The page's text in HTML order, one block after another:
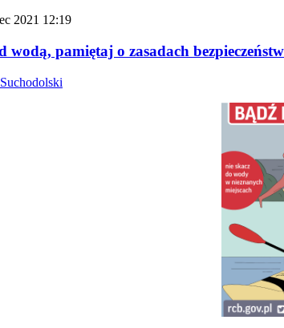
2021 12:19
wodą, pamiętaj o zasadach